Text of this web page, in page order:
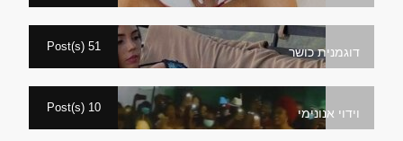
דוגמנית כושר 51 Post(s)
וידוי אנונימי 10 Post(s)